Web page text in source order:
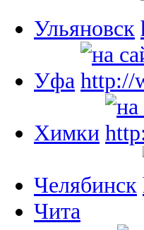
Ульяновск
Уфа
Химки
Челябинск
Чита